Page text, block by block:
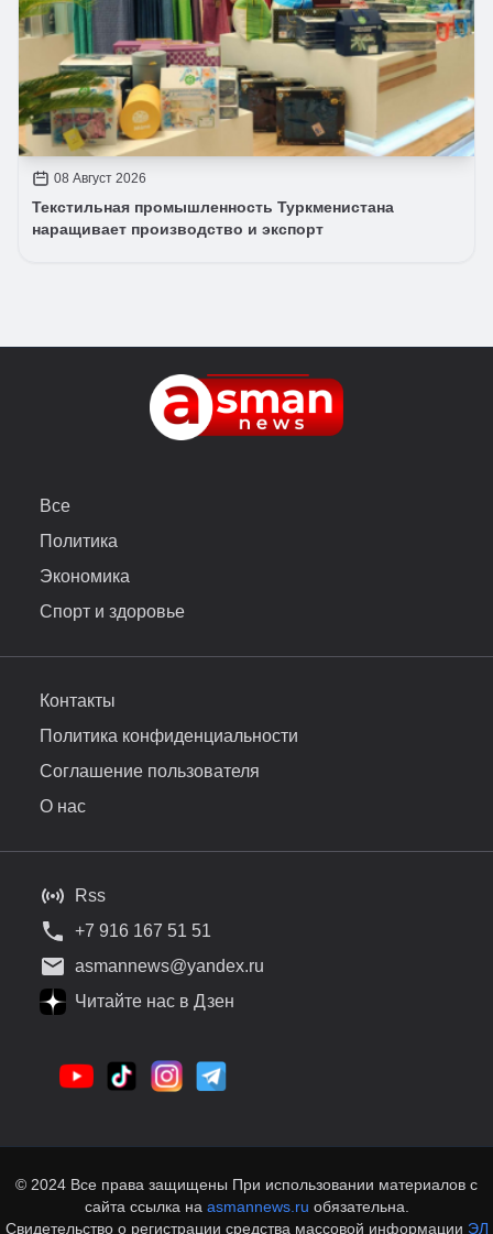
08 Август 2026
Текстильная промышленность Туркменистана
наращивает производство и экспорт
Все
Политика
Экономика
Спорт и здоровье
Контакты
Политика конфиденциальности
Соглашение пользователя
О нас
Rss
+7 916 167 51 51
asmannews@yandex.ru
Читайте нас в Дзен
© 2024 Все права защищены При использовании материалов с
сайта ссылка на asmannews.ru обязательна.
Свидетельство о регистрации средства массовой информации ЭЛ